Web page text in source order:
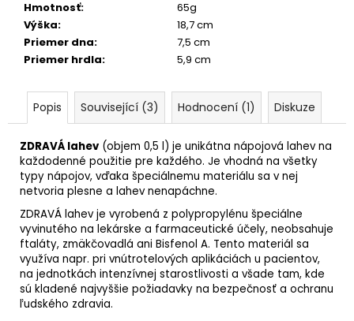
Hmotnosť:
65g
Výška:
18,7 cm
Priemer dna:
7,5 cm
Priemer hrdla: 5,9 cm
Popis Související (3) Hodnocení (1) Diskuze
ZDRAVÁ lahev (objem 0,5 l) je unikátna nápojová lahev na
každodenné použitie pre každého. Je vhodná na všetky
typy nápojov, vďaka špeciálnemu materiálu sa v nej
netvoria plesne a lahev nenapáchne.
ZDRAVÁ lahev je vyrobená z polypropylénu špeciálne
vyvinutého na lekárske a farmaceutické účely, neobsahuje
ftaláty, zmäkčovadlá ani Bisfenol A. Tento materiál sa
využíva napr. pri vnútrotelových aplikáciách u pacientov,
na jednotkách intenzívnej starostlivosti a všade tam, kde
sú kladené najvyššie požiadavky na bezpečnosť a ochranu
ľudského zdravia.